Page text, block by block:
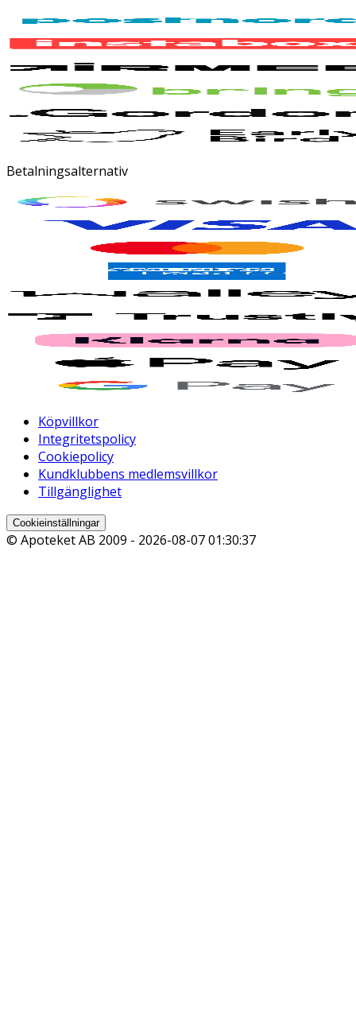
Betalningsalternativ
Köpvillkor
Integritetspolicy
Cookiepolicy
Kundklubbens medlemsvillkor
Tillgänglighet
Cookieinställningar
© Apoteket AB 2009 - 2026-08-07 01:30:37